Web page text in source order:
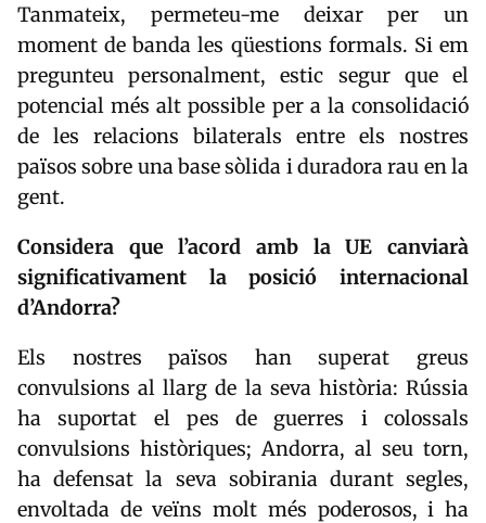
Tanmateix, permeteu-me deixar per un
moment de banda les qüestions formals. Si em
pregunteu personalment, estic segur que el
potencial més alt possible per a la consolidació
de les relacions bilaterals entre els nostres
països sobre una base sòlida i duradora rau en la
gent.
Considera que l’acord amb la UE canviarà
significativament la posició internacional
d’Andorra?
Els nostres països han superat greus
convulsions al llarg de la seva història: Rússia
ha suportat el pes de guerres i colossals
convulsions històriques; Andorra, al seu torn,
ha defensat la seva sobirania durant segles,
envoltada de veïns molt més poderosos, i ha